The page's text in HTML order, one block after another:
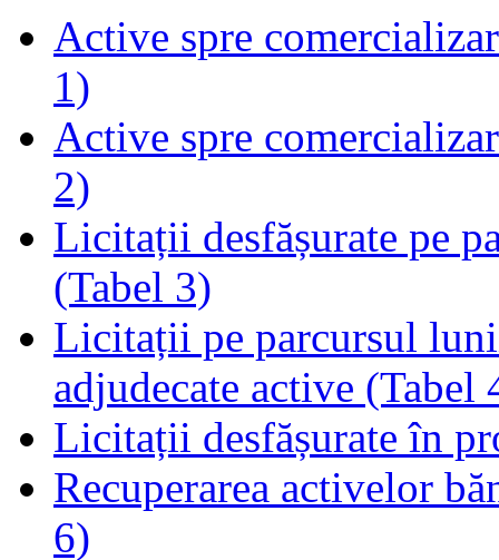
Active spre
1)
Active spre
2)
Licitații desfășurate pe
(Tabel 3)
Licitații pe parcursul
adjudecate active (Tabel
Licitații desfășurate în
Recuperarea activelor
6)